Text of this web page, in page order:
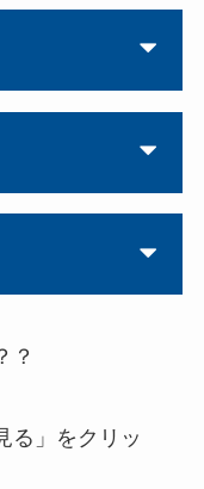
？
る」をクリッ